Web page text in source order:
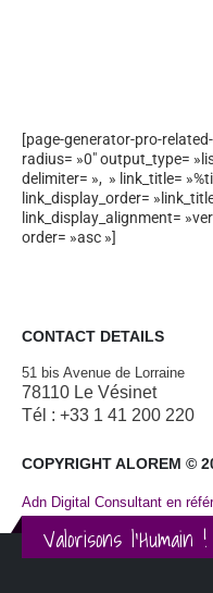
[page-generator-pro-
radius= »0″ output_type=
delimiter= », » link_title=
link_display_order=
link_display_alignment=
order= »asc »]
CONTACT DETAILS
51 bis Avenue de Lorraine
78110 Le Vésinet
Tél : +33 1 41 200 220
COPYRIGHT ALOREM ©
Adn Digital Consultant en
Valorisons l'Humain !